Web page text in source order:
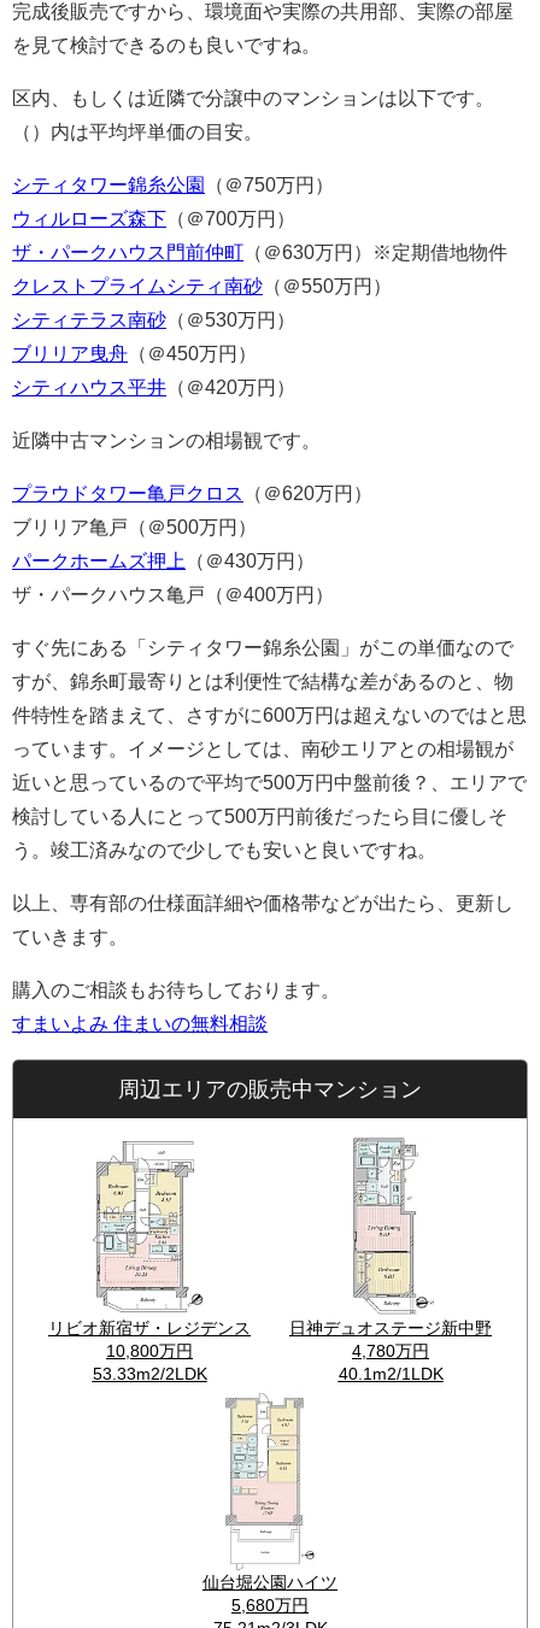
完成後販売ですから、環境面や実際の共用部、実際の部屋
を見て検討できるのも良いですね。
区内、もしくは近隣で分譲中のマンションは以下です。
（）内は平均坪単価の目安。
シティタワー錦糸公園
（＠750万円）
ウィルローズ森下 （＠700万円）
ザ・パークハウス門前仲町 （＠630万円）※定期借地物件
クレストプライムシティ南砂 （＠550万円）
シティテラス南砂 （＠530万円）
ブリリア曳舟 （＠450万円）
シティハウス平井 （＠420万円）
近隣中古マンションの相場観です。
プラウドタワー亀戸クロス
（＠620万円）
ブリリア亀戸（＠500万円）
パークホームズ押上
（＠430万円）
ザ・パークハウス亀戸（＠400万円）
すぐ先にある「シティタワー錦糸公園」がこの単価なので
すが、錦糸町最寄りとは利便性で結構な差があるのと、物
件特性を踏まえて、さすがに600万円は超えないのではと思
っています。イメージとしては、南砂エリアとの相場観が
近いと思っているので平均で500万円中盤前後？、エリアで
検討している人にとって500万円前後だったら目に優しそ
う。竣工済みなので少しでも安いと良いですね。
以上、専有部の仕様面詳細や価格帯などが出たら、更新し
ていきます。
購入のご相談もお待ちしております。
すまいよみ 住まいの無料相談